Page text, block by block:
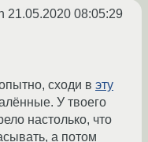
21.05.2020 08:05:29
сходи в эту
У твоего
настолько, что
а потом